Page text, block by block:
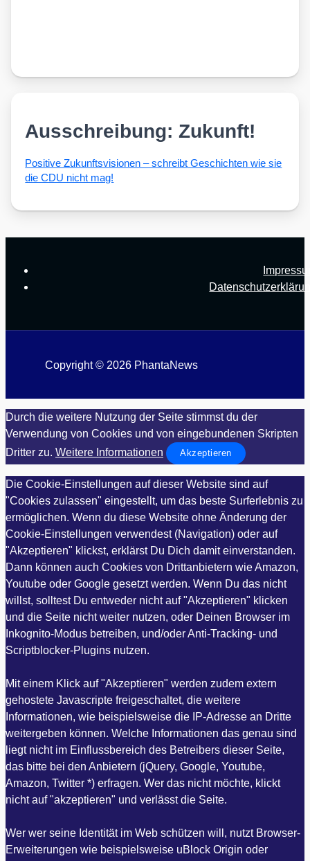
Ausschreibung: Zukunft!
Posi­ti­ve Zukunfts­vi­sio­nen – schreibt Geschich­ten wie sie
die CDU nicht mag!
Copyright © 2026 PhantaNews
Durch die weitere Nutzung der Seite stimmst du der
Verwendung von Cookies und von eingebundenen Skripten
Dritter zu. Weitere Informationen Akzeptieren
Die Cookie-Einstellungen auf dieser Website sind auf
"Cookies zulassen" eingestellt, um das beste Surferlebnis zu
ermöglichen. Wenn du diese Website ohne Änderung der
Cookie-Einstellungen verwendest (Navigation) oder auf
"Akzeptieren" klickst, erklärst Du Dich damit einverstanden.
Dann können auch Cookies von Drittanbietern wie Amazon,
Youtube oder Google gesetzt werden. Wenn Du das nicht
willst, solltest Du entweder nicht auf "Akzeptieren" klicken
und die Seite nicht weiter nutzen, oder Deinen Browser im
Inkognito-Modus betreiben, und/oder Anti-Tracking- und
Scriptblocker-Plugins nutzen.
Mit einem Klick auf "Akzeptieren" werden zudem extern
gehostete Javascripte freigeschaltet, die weitere
Informationen, wie beispielsweise die IP-Adresse an Dritte
weitergeben können. Welche Informationen das genau sind
liegt nicht im Einflussbereich des Betreibers dieser Seite,
das bitte bei den Anbietern (jQuery, Google, Youtube,
Amazon, Twitter *) erfragen. Wer das nicht möchte, klickt
nicht auf "akzeptieren" und verlässt die Seite.
Wer wer seine Identität im Web schützen will, nutzt Browser-
Erweiterungen wie beispielsweise uBlock Origin oder